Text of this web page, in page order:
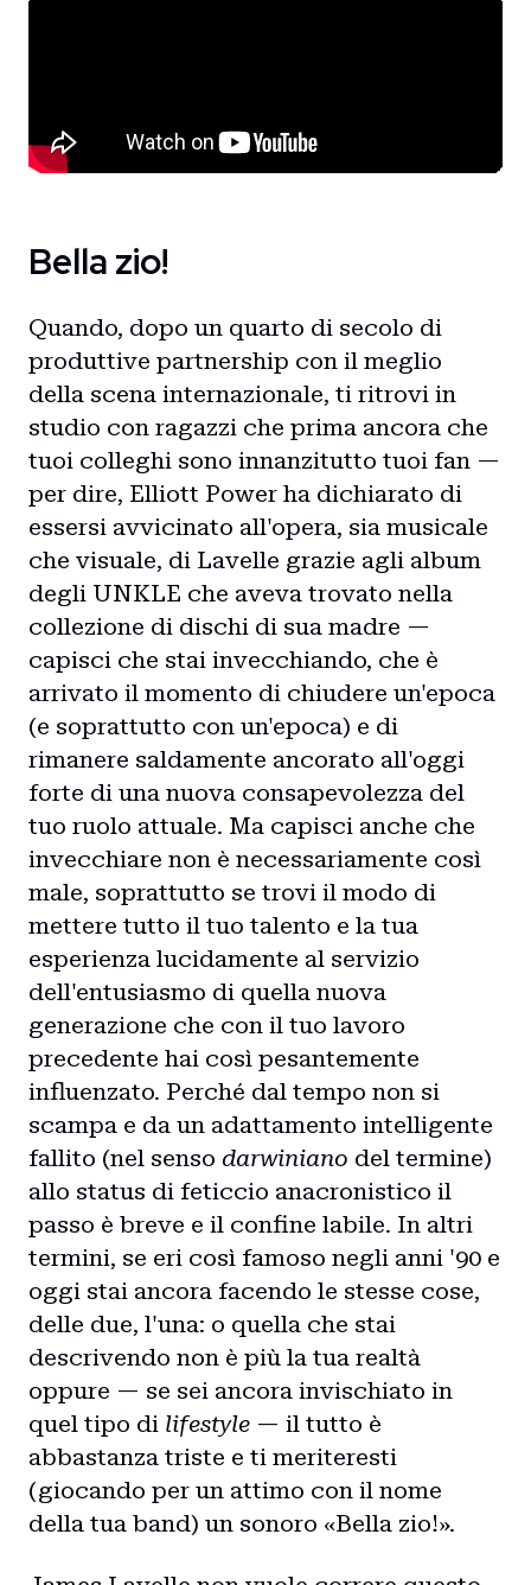
Bella zio!
Quando, dopo un quarto di secolo di
produttive partnership con il meglio
della scena internazionale, ti ritrovi in
studio con ragazzi che prima ancora che
tuoi colleghi sono innanzitutto tuoi fan —
per dire, Elliott Power ha dichiarato di
essersi avvicinato all'opera, sia musicale
che visuale, di Lavelle grazie agli album
degli UNKLE che aveva trovato nella
collezione di dischi di sua madre —
capisci che stai invecchiando, che è
arrivato il momento di chiudere un'epoca
(e soprattutto con un'epoca) e di
rimanere saldamente ancorato all'oggi
forte di una nuova consapevolezza del
tuo ruolo attuale. Ma capisci anche che
invecchiare non è necessariamente così
male, soprattutto se trovi il modo di
mettere tutto il tuo talento e la tua
esperienza lucidamente al servizio
dell'entusiasmo di quella nuova
generazione che con il tuo lavoro
precedente hai così pesantemente
influenzato. Perché dal tempo non si
scampa e da un adattamento intelligente
fallito (nel senso darwiniano del termine)
allo status di feticcio anacronistico il
passo è breve e il confine labile. In altri
termini, se eri così famoso negli anni '90 e
oggi stai ancora facendo le stesse cose,
delle due, l'una: o quella che stai
descrivendo non è più la tua realtà
oppure — se sei ancora invischiato in
quel tipo di lifestyle — il tutto è
abbastanza triste e ti meriteresti
(giocando per un attimo con il nome
della tua band) un sonoro «Bella zio!».